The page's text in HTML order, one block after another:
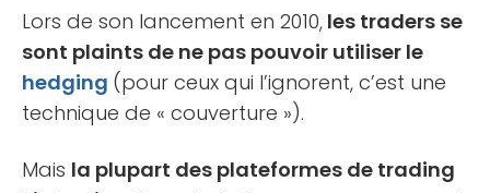
Lors de son lancement en 2010, les traders se
sont plaints de ne pas pouvoir utiliser le
hedging (pour ceux qui l’ignorent, c’est une
technique de « couverture »).
Mais la plupart des plateformes de trading